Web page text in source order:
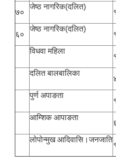
७०
जेष्ठ नागरिक(दलित)
६०
जेष्ठ नागरिक(दलित)
विधवा महिला
दलित बालबालिका
पुर्ण अपाङता
आम्शिक आपाङता
लोपोन्मुख आदिवासि।जनजाति